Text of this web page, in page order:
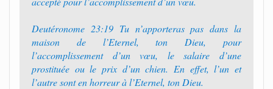
Deutéronome 23:19 Tu n’apporteras pas dans la
maison de l’Eternel, ton Dieu, pour
l’accomplissement d’un vœu, le salaire d’une
prostituée ou le prix d’un chien. En effet, l’un et
l’autre sont en horreur à l’Eternel, ton Dieu.